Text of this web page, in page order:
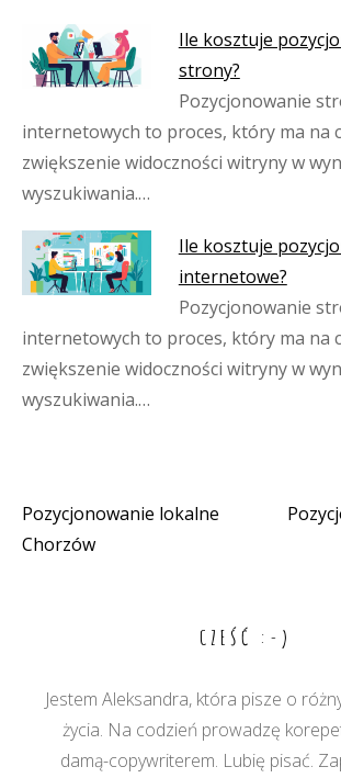
Ile kosztuje
strony?
Pozycjonowanie
internetowych to proces, który ma na
zwiększenie widoczności witryny w
wyszukiwania.…
Ile kosztuje
internetowe?
Pozycjonowanie
internetowych to proces, który ma na
zwiększenie widoczności witryny w
wyszukiwania.…
Nawigacja
Pozycjonowanie lokalne
Chorzów
CZEŚĆ :-)
Jestem Aleksandra, która pisze o
życia. Na codzień prowadzę
damą-copywriterem. Lubię pisać.